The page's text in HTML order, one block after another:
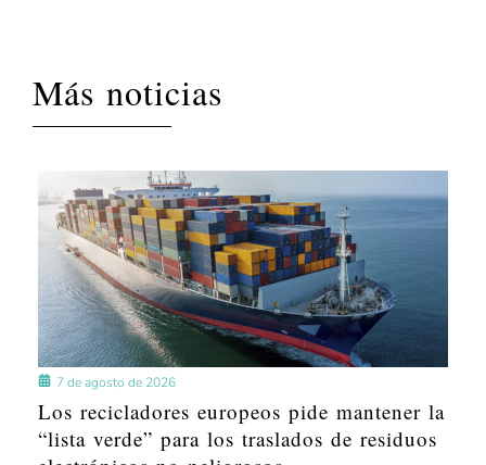
Más noticias
7 de agosto de 2026
Los recicladores europeos pide mantener la
“lista verde” para los traslados de residuos